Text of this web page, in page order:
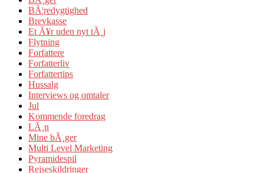
BÃ¦redygtighed
Brevkasse
Et Ã¥r uden nyt tÃ¸j
Flytning
Forfattere
Forfatterliv
Forfattertips
Hussalg
Interviews og omtaler
Jul
Kommende foredrag
LÃ¸n
Mine bÃ¸ger
Multi Level Marketing
Pyramidespil
Rejseskildringer